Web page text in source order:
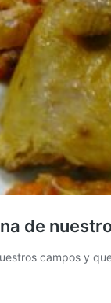
de
campos y